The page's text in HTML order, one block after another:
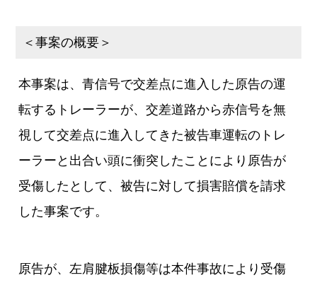
＜事案の概要＞
本事案は、青信号で交差点に進入した原告の運
転するトレーラーが、交差道路から赤信号を無
視して交差点に進入してきた被告車運転のトレ
ーラーと出合い頭に衝突したことにより原告が
受傷したとして、被告に対して損害賠償を請求
した事案です。
原告が、左肩腱板損傷等は本件事故により受傷